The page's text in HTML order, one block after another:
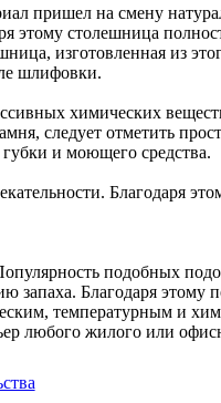
пришел на смену
этому столешница
изготовленная из
шлифовки.
химических
следует отметить
и моющего средства.
Благодаря
подобных
запаха. Благодаря этому
температурным и
любого жилого или